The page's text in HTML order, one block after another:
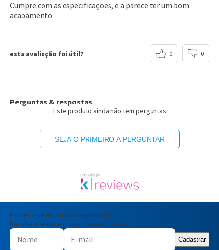
Cumpre com as especificações, e a parece ter um bom
acabamento
esta avaliação foi útil? 0 0
Perguntas & respostas
Este produto ainda não tem perguntas
SEJA O PRIMEIRO A PERGUNTAR
Inscreva-se em nossa newsletter!
Receba ofertas e promoções exclusivas
Cadastrar